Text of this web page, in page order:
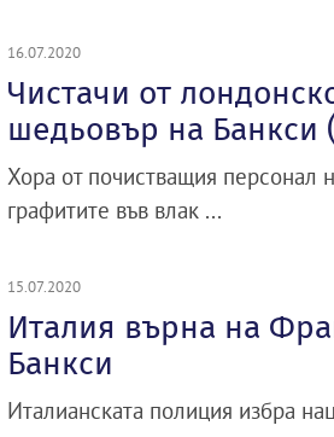
16.07.2020
Чистачи от
шедьовър на
Хора от почистващия персонал
графитите във влак ...
15.07.2020
Италия върна на
Банкси
Италианската полиция избра